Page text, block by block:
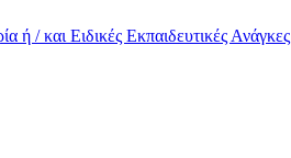
ή / και Eιδικές Εκπαιδευτικές Ανάγκες